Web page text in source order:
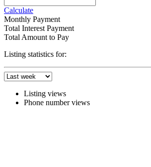
Calculate
Monthly Payment
Total Interest Payment
Total Amount to Pay
Listing statistics for:
Listing views
Phone number views